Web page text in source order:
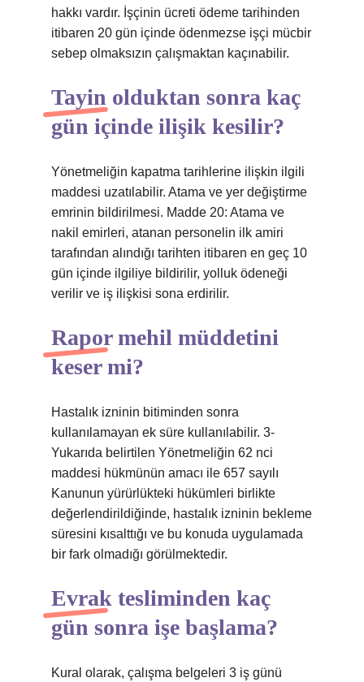
hakkı vardır. İşçinin ücreti ödeme tarihinden
itibaren 20 gün içinde ödenmezse işçi mücbir
sebep olmaksızın çalışmaktan kaçınabilir.
Tayin olduktan sonra kaç
gün içinde ilişik kesilir?
Yönetmeliğin kapatma tarihlerine ilişkin ilgili
maddesi uzatılabilir. Atama ve yer değiştirme
emrinin bildirilmesi. Madde 20: Atama ve
nakil emirleri, atanan personelin ilk amiri
tarafından alındığı tarihten itibaren en geç 10
gün içinde ilgiliye bildirilir, yolluk ödeneği
verilir ve iş ilişkisi sona erdirilir.
Rapor mehil müddetini
keser mi?
Hastalık izninin bitiminden sonra
kullanılamayan ek süre kullanılabilir. 3-
Yukarıda belirtilen Yönetmeliğin 62 nci
maddesi hükmünün amacı ile 657 sayılı
Kanunun yürürlükteki hükümleri birlikte
değerlendirildiğinde, hastalık izninin bekleme
süresini kısalttığı ve bu konuda uygulamada
bir fark olmadığı görülmektedir.
Evrak tesliminden kaç
gün sonra işe başlama?
Kural olarak, çalışma belgeleri 3 iş günü